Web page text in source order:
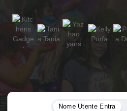
Nome Utente Entra